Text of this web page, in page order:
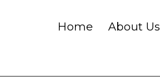
Home About Us